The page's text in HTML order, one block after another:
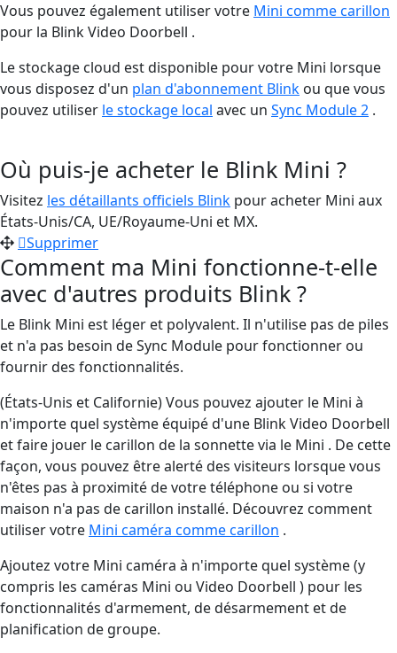
Vous pouvez également utiliser votre Mini comme carillon
pour la Blink Video Doorbell .
Le stockage cloud est disponible pour votre Mini lorsque
vous disposez d'un plan d'abonnement Blink ou que vous
pouvez utiliser le stockage local avec un Sync Module 2 .
Où puis-je acheter le Blink Mini ?
Visitez les détaillants officiels Blink pour acheter Mini aux
États-Unis/CA, UE/Royaume-Uni et MX.
Supprimer
Comment ma Mini fonctionne-t-elle
avec d'autres produits Blink ?
Le Blink Mini est léger et polyvalent. Il n'utilise pas de piles
et n'a pas besoin de Sync Module pour fonctionner ou
fournir des fonctionnalités.
(États-Unis et Californie) Vous pouvez ajouter le Mini à
n'importe quel système équipé d'une Blink Video Doorbell
et faire jouer le carillon de la sonnette via le Mini . De cette
façon, vous pouvez être alerté des visiteurs lorsque vous
n'êtes pas à proximité de votre téléphone ou si votre
maison n'a pas de carillon installé. Découvrez comment
utiliser votre Mini caméra comme carillon .
Ajoutez votre Mini caméra à n'importe quel système (y
compris les caméras Mini ou Video Doorbell ) pour les
fonctionnalités d'armement, de désarmement et de
planification de groupe.